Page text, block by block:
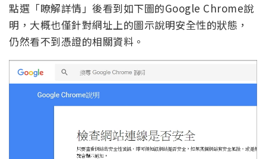
點選「瞭解詳情」後看到如下圖的Google Chrome說
明，大概也僅針對網址上的圖示說明安全性的狀態，
仍然看不到憑證的相關資料。